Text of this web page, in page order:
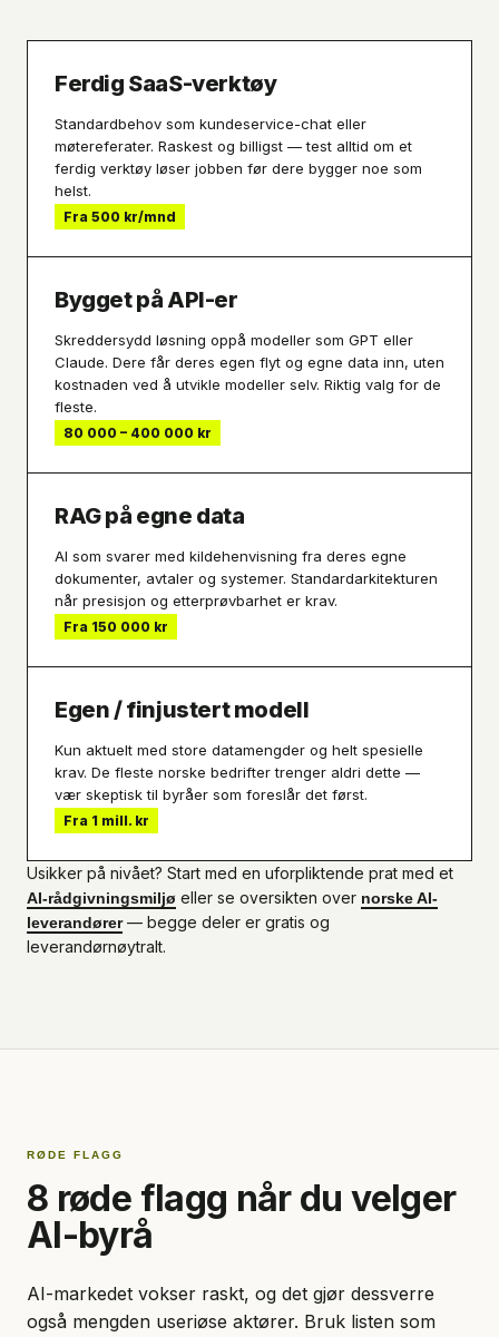
Ferdig SaaS-verktøy
Standardbehov som kundeservice-chat eller
møtereferater. Raskest og billigst — test alltid om et
ferdig verktøy løser jobben før dere bygger noe som
helst.
Fra 500 kr/mnd
Bygget på API-er
Skreddersydd løsning oppå modeller som GPT eller
Claude. Dere får deres egen flyt og egne data inn, uten
kostnaden ved å utvikle modeller selv. Riktig valg for de
fleste.
80 000 – 400 000 kr
RAG på egne data
AI som svarer med kildehenvisning fra deres egne
dokumenter, avtaler og systemer. Standardarkitekturen
når presisjon og etterprøvbarhet er krav.
Fra 150 000 kr
Egen / finjustert modell
Kun aktuelt med store datamengder og helt spesielle
krav. De fleste norske bedrifter trenger aldri dette —
vær skeptisk til byråer som foreslår det først.
Fra 1 mill. kr
Usikker på nivået? Start med en uforpliktende prat med et
AI-rådgivningsmiljø eller se oversikten over norske AI-
leverandører — begge deler er gratis og
leverandørnøytralt.
RØDE FLAGG
8 røde flagg når du velger
AI-byrå
AI-markedet vokser raskt, og det gjør dessverre
også mengden useriøse aktører. Bruk listen som